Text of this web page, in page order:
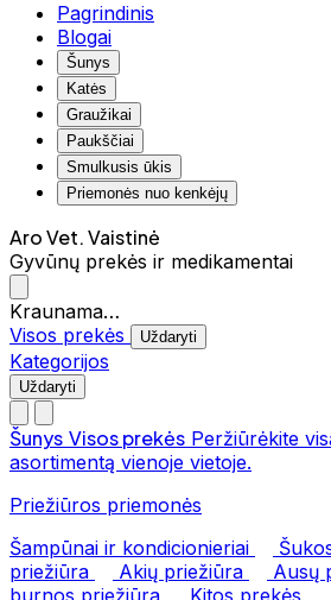
Pagrindinis
Blogai
Šunys
Katės
Graužikai
Paukščiai
Smulkusis ūkis
Priemonės nuo kenkėjų
Aro Vet. Vaistinė
Gyvūnų prekės ir medikamentai
Kraunama…
Visos prekės
Uždaryti
Kategorijos
Uždaryti
Šunys Visos prekės Peržiūrėkite
asortimentą vienoje vietoje.
Priežiūros priemonės
Šampūnai ir kondicionieriai
priežiūra
Akių priežiūra Ausų
burnos priežiūra
Kitos prekės